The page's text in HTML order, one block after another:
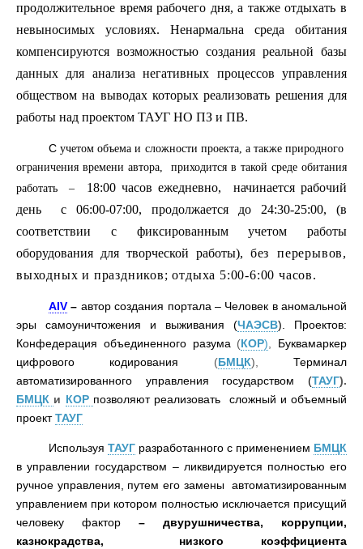
продолжительное время рабочего дня, а также отдыхать в
невыносимых условиях. Ненармальна среда обитания
компенсируются возможностью создания реальной базы
данных для анализа негативных процессов управления
обществом на выводах которых реализовать решения для
работы над проектом ТАУГ НО ПЗ и ПВ.
Сучетом объема и сложности проекта, а также природного
ограничения времени автора, приходится в такой среде обитания
работать –
18:00 часов ежедневно, начинается рабочий
день с 06:00-07:00, продолжается до 24:30-25:00, (в
соответствии с фиксированным учетом работы
оборудования для творческой работы), без перерывов,
выходных и праздников; отдыха 5:00-6:00 часов.
AIV – автор создания портала – Человек в аномальной
эры самоуничтожения и выживания (ЧАЭСВ). Проектов:
Конфедерация объединенного разума(КОР), Буквамаркер
цифрового кодирования (БМЦК),Терминал
автоматизированного управления государством (ТАУГ).
БМЦК и КОР позволяют реализовать сложный и объемный
проект ТАУГ
Используя ТАУГ разработанного с применением БМЦК
в управлении государством – ликвидируется полностью его
ручное управления, путем его замены автоматизированным
управлением при котором полностью исключается присущий
человеку фактор – двурушничества, коррупции,
казнокрадства, низкого коэффициента